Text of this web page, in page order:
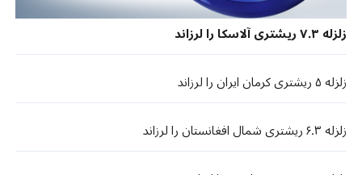
زلزله ۷.۳ ریشتری آلاسکا را لرزاند
زلزله ۵ ریشتری کرمان ایران را لرزاند
زلزله ۶.۳ ریشتری شمال افغانستان را لرزاند